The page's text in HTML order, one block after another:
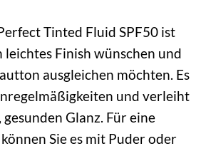
Tinted Fluid SPF50 ist
leichtes Finish wünschen und
ausgleichen möchten. Es
und verleiht
Glanz. Für eine
Sie es mit Puder oder